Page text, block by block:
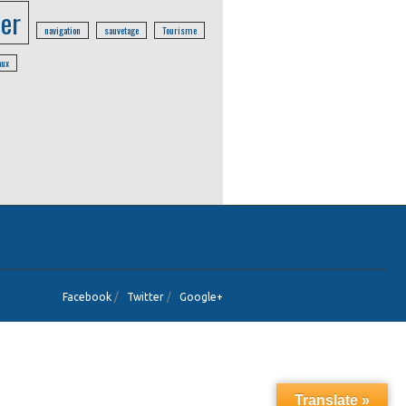
navigation sauvetage Tourisme
Facebook / Twitter / Google+
Translate »